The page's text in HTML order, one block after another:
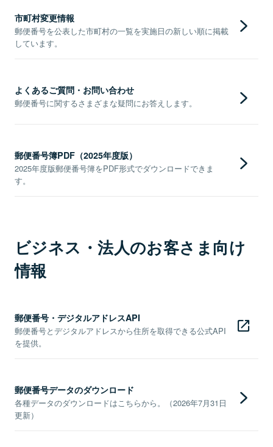
市町村変更情報
郵便番号を公表した市町村の一覧を実施日の新しい順に掲載
しています。
よくあるご質問・お問い合わせ
郵便番号に関するさまざまな疑問にお答えします。
郵便番号簿PDF（2025年度版）
2025年度版郵便番号簿をPDF形式でダウンロードできま
す。
ビジネス・法人のお客さま向け
情報
郵便番号・デジタルアドレスAPI
郵便番号とデジタルアドレスから住所を取得できる公式API
を提供。
郵便番号データのダウンロード
各種データのダウンロードはこちらから。（2026年7月31日
更新）